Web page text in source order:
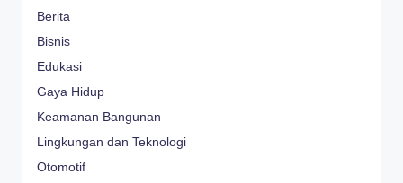
Berita
Bisnis
Edukasi
Gaya Hidup
Keamanan Bangunan
Lingkungan dan Teknologi
Otomotif